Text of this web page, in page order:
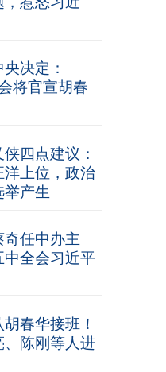
决定：
将官宣胡春
四点建议：
上位，政治
举产生
任中办主
全会习近平
春华接班！
陈刚等人进